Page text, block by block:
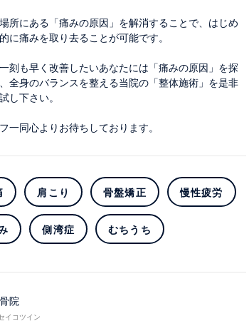
所にある「痛みの原因」を解消することで、はじめ
に痛みを取り去ることが可能です。
刻も早く改善したいあなたには「痛みの原因」を探
全身のバランスを整える当院の「整体施術」を是非
し下さい。
一同心よりお待ちしております。
肩こり 骨盤矯正 慢性疲労
側湾症 むちうち
院
イコツイン